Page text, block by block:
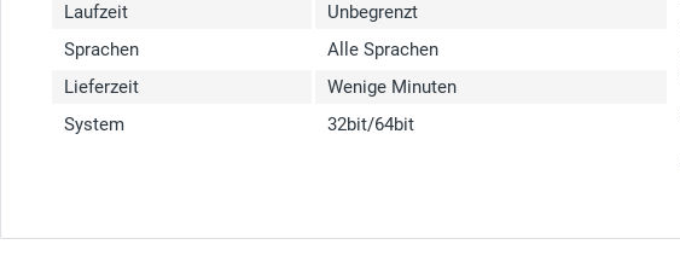
Laufzeit
Unbegrenzt
Sprachen
Alle Sprachen
Lieferzeit
Wenige Minuten
System
32bit/64bit